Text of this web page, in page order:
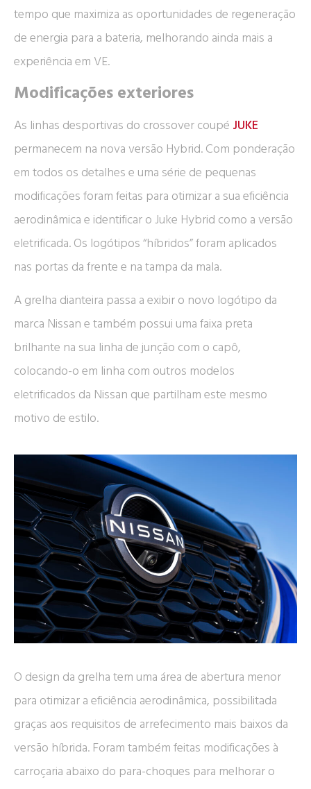
tempo que maximiza as oportunidades de regeneração
de energia para a bateria, melhorando ainda mais a
experiência em VE.
Modificações exteriores
As linhas desportivas do crossover coupé JUKE
permanecem na nova versão Hybrid. Com ponderação
em todos os detalhes e uma série de pequenas
modificações foram feitas para otimizar a sua eficiência
aerodinâmica e identificar o Juke Hybrid como a versão
eletrificada. Os logótipos “híbridos” foram aplicados
nas portas da frente e na tampa da mala.
A grelha dianteira passa a exibir o novo logótipo da
marca Nissan e também possui uma faixa preta
brilhante na sua linha de junção com o capô,
colocando-o em linha com outros modelos
eletrificados da Nissan que partilham este mesmo
motivo de estilo.
O design da grelha tem uma área de abertura menor
para otimizar a eficiência aerodinâmica, possibilitada
graças aos requisitos de arrefecimento mais baixos da
versão híbrida. Foram também feitas modificações à
carroçaria abaixo do para-choques para melhorar o